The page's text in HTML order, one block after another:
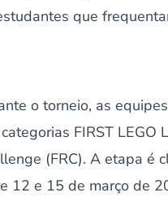
que
o torneio, as
FIRST LEGO
(FRC). A etapa é
12 e 15 de março de